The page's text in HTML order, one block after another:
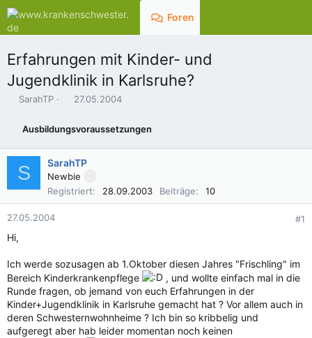
Foren
Erfahrungen mit Kinder- und
Jugendklinik in Karlsruhe?
E
e
l
SarahTP
E
t
e
l
l
27.05.2004
Ausbildungsvoraussetzungen
S SarahTP
Newbie
Registriert
28.09.2003 Beiträge 10
27.05.2004 #1
Hi,
Ich werde sozusagen ab 1.Oktober diesen Jahres "Frischling" im
Bereich Kinderkrankenpflege
, und wollte einfach mal in die
Runde fragen, ob jemand von euch Erfahrungen in der
Kinder+Jugendklinik in Karlsruhe gemacht hat ? Vor allem auch in
deren Schwesternwohnheime ? Ich bin so kribbelig und
aufgeregt aber hab leider momentan noch keinen